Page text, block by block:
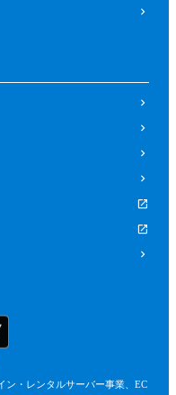
ン・レンタルサーバー事業、EC